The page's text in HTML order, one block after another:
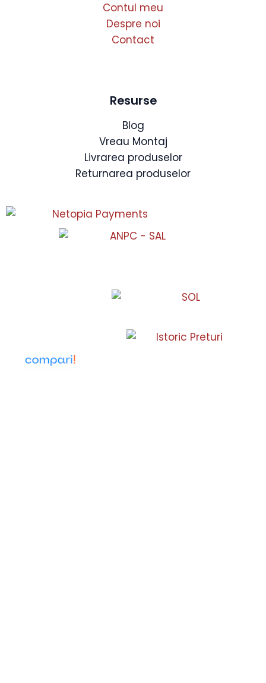
Contul meu
Despre noi
Contact
Resurse
Blog
Vreau Montaj
Livrarea produselor
Returnarea produselor